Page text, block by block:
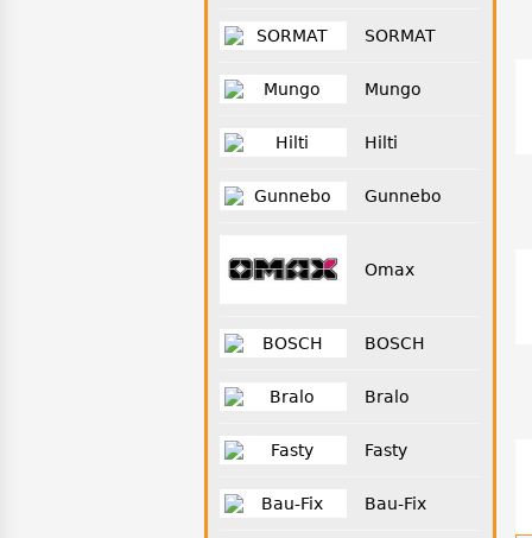
SORMAT
Mungo
Hilti
Gunnebo
Omax
BOSCH
Bralo
Fasty
Bau-Fix